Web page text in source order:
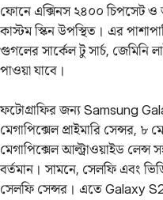
ফোনে এক্সিনস ২৪০০ চিপসেট ও
কাস্টম স্কিন উপস্থিত। এর
গুগলের সার্কেল টু সার্চ, জেমিনি
পাওয়া যাবে।
ফটোগ্রাফির জন্য Samsung
মেগাপিক্সেল প্রাইমারি সেন্সর,
মেগাপিক্সেল আল্ট্রাওয়াইড লেন্স
বর্তমান। সামনে, সেলফি এবং
সেলফি সেন্সর। এতে Galaxy